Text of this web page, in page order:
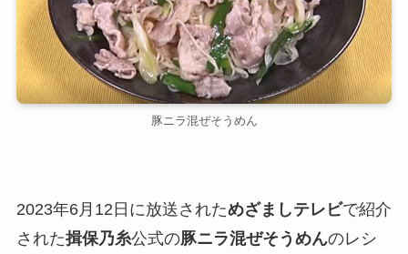
豚ニラ混ぜそうめん
2023年6月12日に放送されためざましテレビで紹介
された揖保乃糸公式の豚ニラ混ぜそうめんのレシ